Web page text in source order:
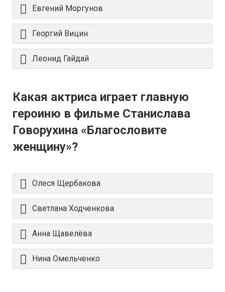
Евгений Моргунов
Георгий Вицин
Леонид Гайдай
Какая актриса играет главную
героиню в фильме Станислава
Говорухина «Благословите
женщину»?
Олеся Щербакова
Светлана Ходченкова
Анна Щавелёва
Нина Омельченко